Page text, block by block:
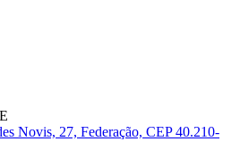
Novis, 27, Federação, CEP 40.210-